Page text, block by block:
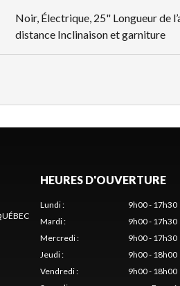
Noir, Électrique, 25" Longueur de
distance Inclinaison et garniture
HEURES D'OUVERTURE
Lundi:
9h00 - 17h30
Mardi:
9h00 - 17h30
Mercredi:
9h00 - 17h30
Jeudi:
9h00 - 18h00
Vendredi:
9h00 - 18h00